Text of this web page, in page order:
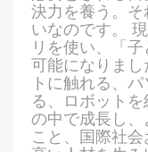
決力を養う。そ
いなのです。
リを使い、「
可能になりま
トに触れる、
る、ロボット
の中で成長し
こと、国際社